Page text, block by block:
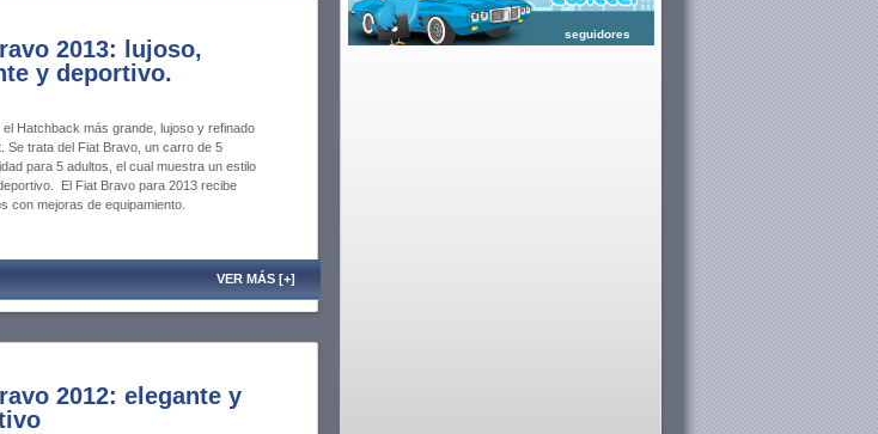
2013: lujoso,
y deportivo.
Hatchback más grande, lujoso y refinado
Se trata del Fiat Bravo, un carro de 5
para 5 adultos, el cual muestra un estilo
El Fiat Bravo para 2013 recibe
con mejoras de equipamiento.
VER MÁS [+]
2012: elegante y
seguidores